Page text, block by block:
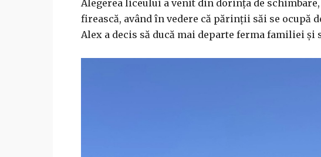
Alegerea liceului a venit din dorința de
firească, având în vedere că părinții săi se ocupă
Alex a decis să ducă mai departe ferma familiei și